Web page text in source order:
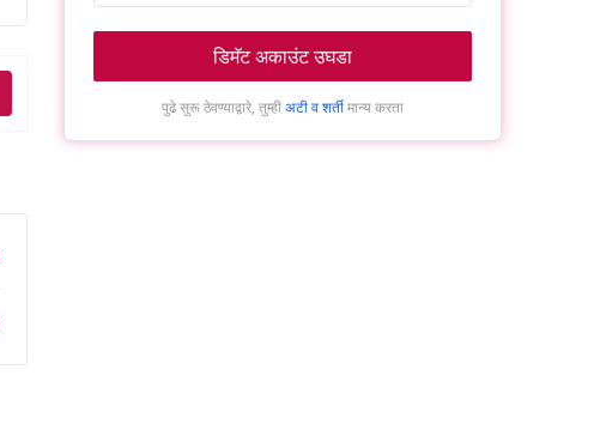
डिमॅट अकाउंट उघडा
पुढे सुरू ठेवण्याद्वारे, तुम्ही अटी व शर्ती मान्य करता